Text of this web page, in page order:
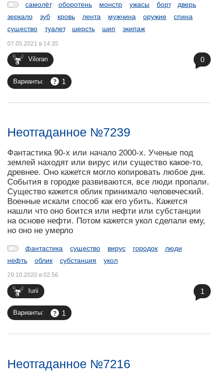
самолёт оборотень монстр ужасы борт
дверь
зеркало
зуб кровь лента мужчина оружие
спина
существо
туалет шерсть шип экипаж
Viloran
07.05.2021 в 14:35
Варианты: 1
0
Неотгаданное №7239
Фантастика 90-х или начало 2000-х. Ученые под
землей находят или вирус или существо какое-то,
древнее. Оно кажется могло копировать любое днк.
События в городке развиваются, все люди пропали.
Существо кажется облик принимало человеческий.
Военные искали способ как его убить. Кажется
нашли что оно боится или нефти или субстанции
на основе нефти. Потом кажется укол сделали ему,
но оно не умерло
фантастика существо вирус городок
люди
нефть
облик субстанция укол
Iurii
29.10.2020 в 02:56
Варианты: 1
1
Неотгаданное №7216